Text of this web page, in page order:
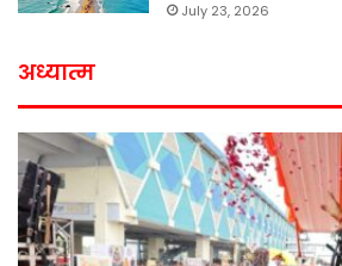
July 23, 2026
अध्यात्म